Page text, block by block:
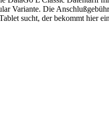
Variante. Die
sucht, der bekommt hier